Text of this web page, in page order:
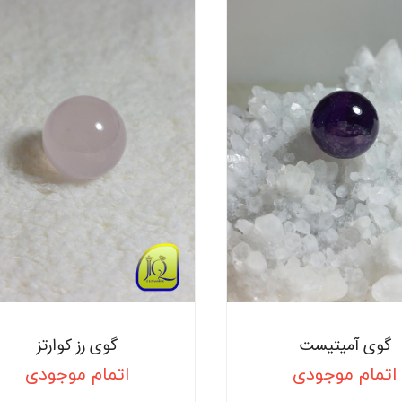
گوی آمیتیست
اتمام موجودی
گوی رز کوارتز
اتمام موجودی